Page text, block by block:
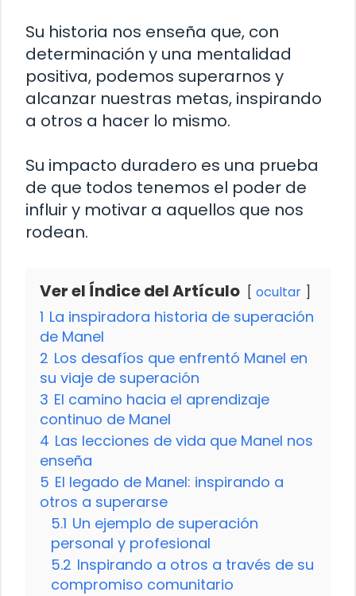
Su historia nos enseña que, con
determinación y una mentalidad
positiva, podemos superarnos y
alcanzar nuestras metas, inspirando
a otros a hacer lo mismo.
Su impacto duradero es una prueba
de que todos tenemos el poder de
influir y motivar a aquellos que nos
rodean.
Ver el Índice del Artículo ocultar
1 La inspiradora historia de superación
de Manel
2 Los desafíos que enfrentó Manel en
su viaje de superación
3 El camino hacia el aprendizaje
continuo de Manel
4 Las lecciones de vida que Manel nos
enseña
5 El legado de Manel: inspirando a
otros a superarse
5.1 Un ejemplo de superación
personal y profesional
5.2 Inspirando a otros a través de su
compromiso comunitario